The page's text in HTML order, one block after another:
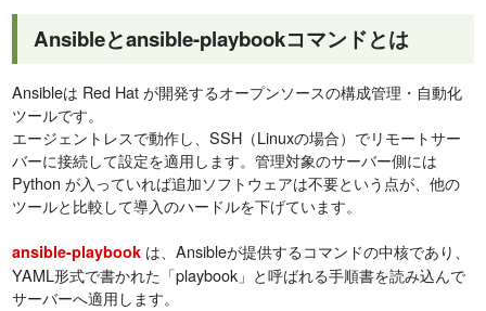
Ansibleとansible-playbookコマンドとは
Ansibleは Red Hat が開発するオープンソースの構成管理・自動化
ツールです。
エージェントレスで動作し、SSH（Linuxの場合）でリモートサー
バーに接続して設定を適用します。管理対象のサーバー側には
Python が入っていれば追加ソフトウェアは不要という点が、他の
ツールと比較して導入のハードルを下げています。
ansible-playbook は、Ansibleが提供するコマンドの中核であり、
YAML形式で書かれた「playbook」と呼ばれる手順書を読み込んで
サーバーへ適用します。